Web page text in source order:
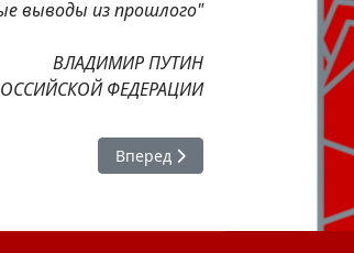
выводы из прошлого"
ВЛАДИМИР ПУТИН
ФЕДЕРАЦИИ
Следующий: Национальный
Вперед